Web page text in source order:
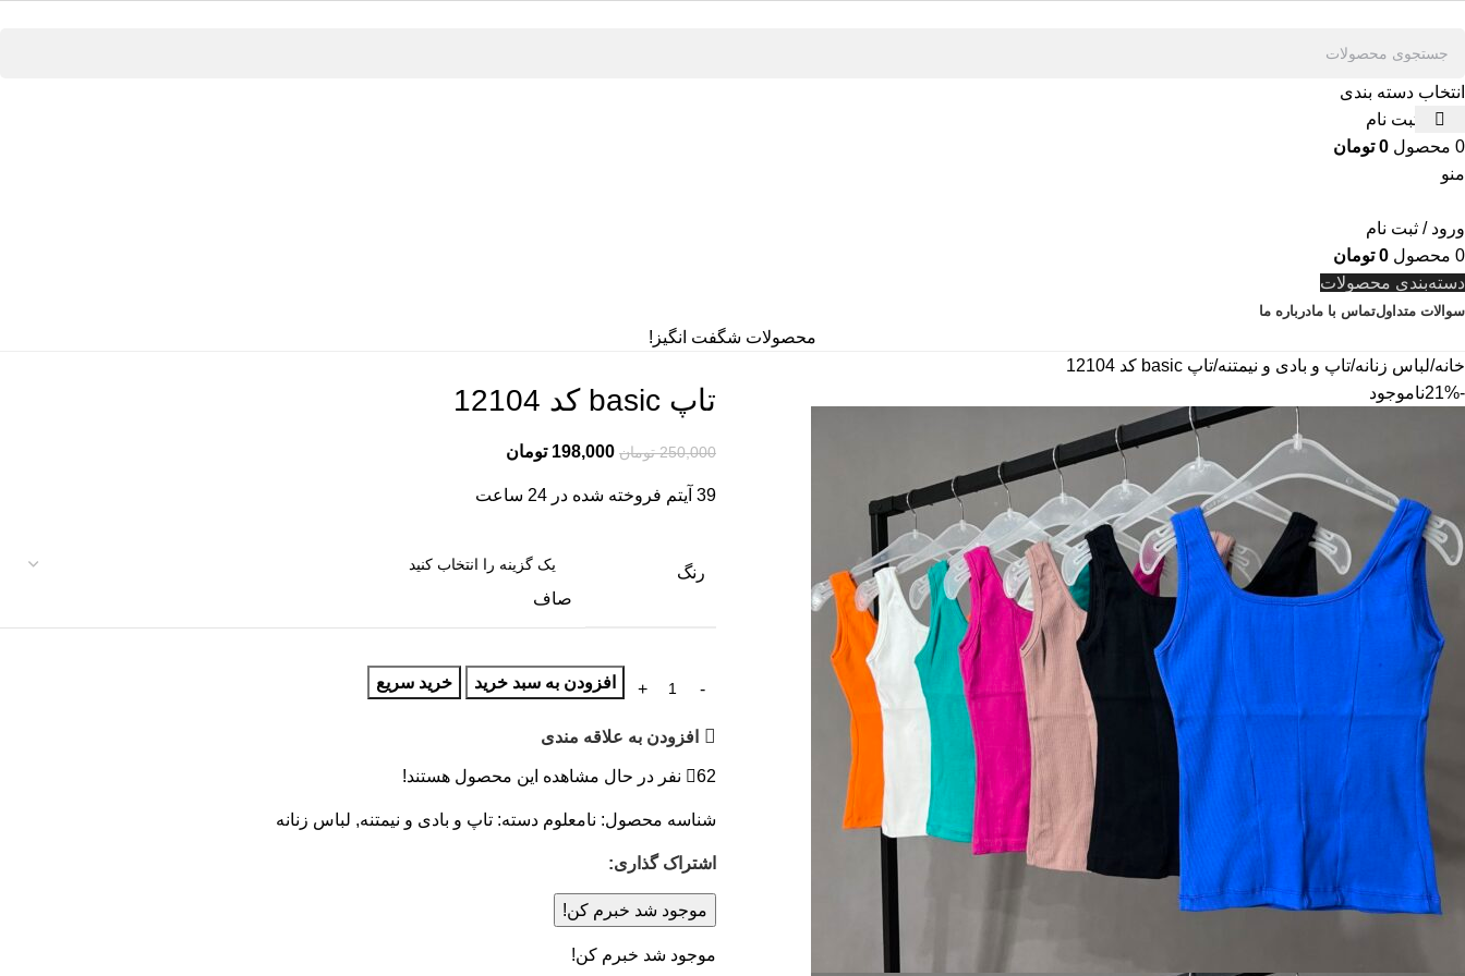
انتخاب دسته بندی
ورود / ثبت نام
0 محصول 0 تومان
منو
ورود / ثبت نام
0 محصول 0 تومان
دسته‌بندی محصولات
سوالات متداولتماس با مادرباره ما
محصولات شگفت انگیز!
خانه لباس زنانه تاپ و بادی و نیمتنه تاپ basic کد 12104
-21%
ناموجود تاپ basic کد 12104
250,000 تومان 198,000 تومان
39 آیتم فروخته شده در 24 ساعت
رنگ
صاف
افزودن به سبد خرید خرید سریع
افزودن به علاقه مندی
62 نفر در حال مشاهده این محصول هستند!
شناسه محصول: نامعلوم دسته: تاپ و بادی و نیمتنه, لباس زنانه
اشتراک گذاری:
موجود شد خبرم کن!
موجود شد خبرم کن!